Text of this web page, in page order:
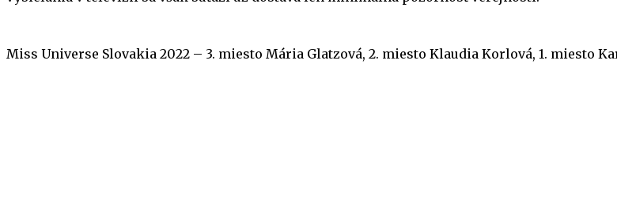
Miss Universe Slovakia 2022 – 3. miesto Mária Glatzová, 2. miesto Klaudia Korlová, 1. miesto